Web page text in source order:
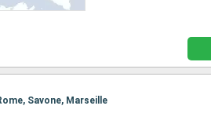
Savone, Marseille